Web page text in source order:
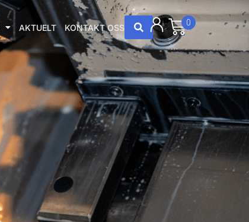
AKTUELT KONTAKT OSS 0